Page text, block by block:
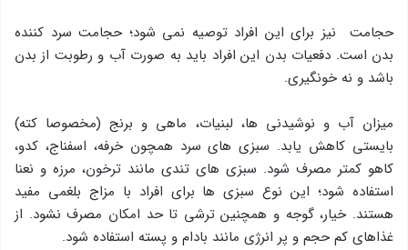
حجامت نیز برای این افراد توصیه نمی شود؛ حجامت سرد کننده
بدن است. دفعیات بدن این افراد باید به صورت آب و رطوبت از بدن
باشد و نه خونگیری.
میزان آب و نوشیدنی ها، لبنیات، ماهی و برنج (مخصوصا کته)
بایستی کاهش یابد. سبزی های سرد همچون خرفه، اسفناج، کدو،
کاهو کمتر مصرف شود. سبزی های تندی مانند ترخون، مرزه و نعنا
استفاده شود؛ این نوع سبزی ها برای افراد با مزاج بلغمی مفید
هستند. خیار، گوجه و همچنین ترشی تا حد امکان مصرف نشود. از
غذاهای کم حجم و پر انرژی مانند بادام و پسته استفاده شود.